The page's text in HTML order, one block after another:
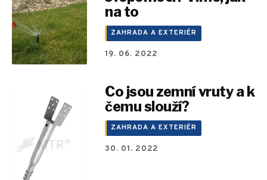
na to
ZAHRADA A EXTERIÉR
19. 06. 2022
Co jsou zemní vruty a k
čemu slouží?
ZAHRADA A EXTERIÉR
30. 01. 2022